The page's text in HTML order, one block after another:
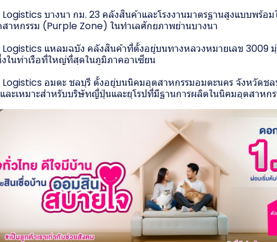
บางนา กม. 23 คลังสินค้าและโรงงานมาตรฐานสูงแบบพร้อ
าหกรรม (Purple Zone) ในทำเลศักยภาพย่านบางนา
แหลมฉบัง คลังสินค้าที่ตั้งอยู่บนทางหลวงหมายเลข 3009
ในท่าเรือที่ใหญ่ที่สุดในภูมิภาคอาเซียน
อมตะ ชลบุรี ตั้งอยู่บนนิคมอุตสาหกรรมอมตะนคร จังหวัดชล
ละเหมาะสำหรับบริษัทญี่ปุ่นและยุโรปที่มีฐานการผลิตในนิคมอุตสาหก